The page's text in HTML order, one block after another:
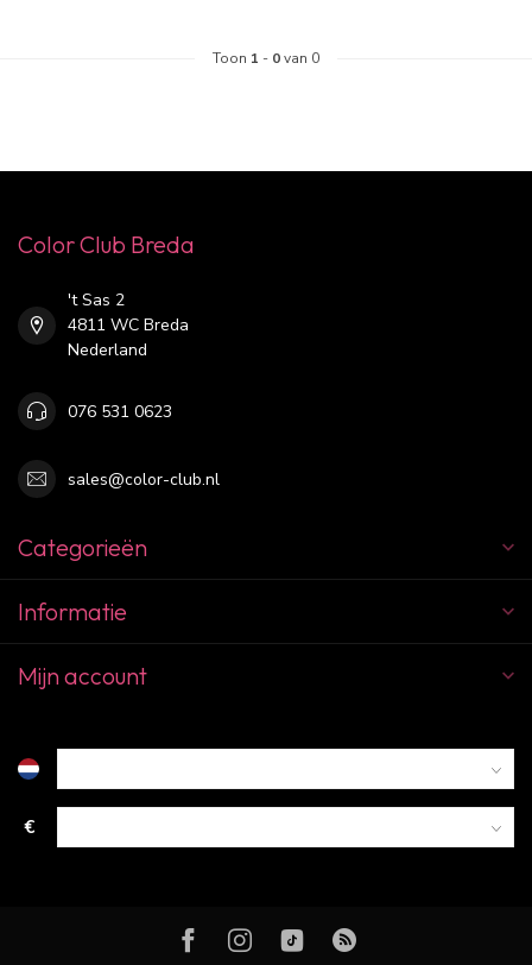
Toon 1 - 0van 0
Color Club Breda
't Sas 2
4811 WC Breda
Nederland
076 531 0623
sales@color-club.nl
Categorieën
Informatie
Mijn account
€